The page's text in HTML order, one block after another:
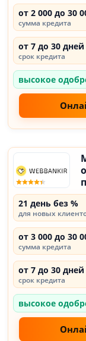
от 2 000 до 30
сумма кредита
от 7 до 30 дней
срок кредита
высокое
21 день без %
для новых
от 3 000 до 30
сумма кредита
от 7 до 30 дней
срок кредита
высокое